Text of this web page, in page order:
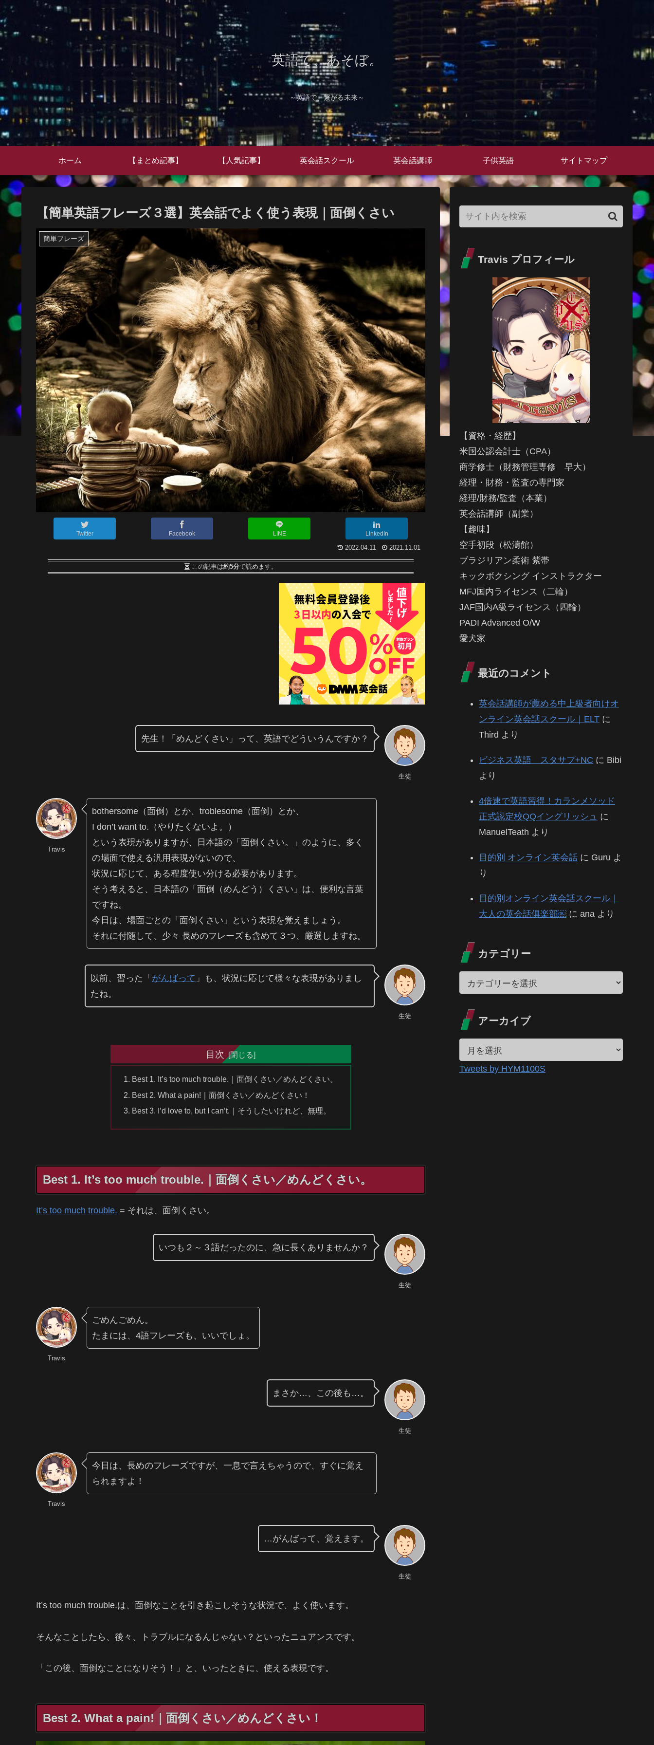
英語で、あそぼ。
～英語で、繋がる未来～
ホーム 【まとめ記事】 【人気記事】 英会話スクール 英会話講師 子供英語 サイトマップ
【簡単英語フレーズ３選】英会話でよく使う表現｜面倒くさい
簡単フレーズ
Twitter Facebook LINE LinkedIn
2022.04.11 2021.11.01
この記事は約5分で読めます。
生徒
先生！「めんどくさい」って、英語でどういうんですか？
Travis
bothersome（面倒）とか、troblesome（面倒）とか、
I don’t want to.（やりたくないよ。）
という表現がありますが、日本語の「面倒くさい。」のように、多く
の場面で使える汎用表現がないので、
状況に応じて、ある程度使い分ける必要があります。
そう考えると、日本語の「面倒（めんどう）くさい」は、便利な言葉
ですね。
今日は、場面ごとの「面倒くさい」という表現を覚えましょう。
それに付随して、少々 長めのフレーズも含めて３つ、厳選しますね。
生徒
以前、習った「 がんばって 」も、状況に応じて様々な表現がありまし
たね。
目次
Best 1. It’s too much trouble.｜面倒くさい／めんどくさい。
Best 2. What a pain!｜面倒くさい／めんどくさい！
Best 3. I’d love to, but I can’t.｜そうしたいけれど、無理。
Best 1. It’s too much trouble.｜面倒くさい／めんどくさい。
It’s too much trouble. = それは、面倒くさい。
生徒
いつも２～３語だったのに、急に長くありませんか？
Travis
ごめんごめん。
たまには、4語フレーズも、いいでしょ。
生徒
まさか…、この後も…。
Travis
今日は、長めのフレーズですが、一息で言えちゃうので、すぐに覚え
られますよ！
生徒
…がんばって、覚えます。
It’s too much trouble.は、面倒なことを引き起こしそうな状況で、よく使います。
そんなことしたら、後々、トラブルになるんじゃない？といったニュアンスです。
「この後、面倒なことになりそう！」と、いったときに、使える表現です。
Best 2. What a pain!｜面倒くさい／めんどくさい！
Travis プロフィール
【資格・経歴】
米国公認会計士（CPA）
商学修士（財務管理専修 早大）
経理・財務・監査の専門家
経理/財務/監査（本業）
英会話講師（副業）
【趣味】
空手初段（松濤館）
ブラジリアン柔術 紫帯
キックボクシング インストラクター
MFJ国内ライセンス（二輪）
JAF国内A級ライセンス（四輪）
PADI Advanced O/W
愛犬家
最近のコメント
英会話講師が薦める中上級者向けオ
ンライン英会話スクール｜ELT に
Third より
ビジネス英語 スタサプ+NC に Bibi
より
4倍速で英語習得！カランメソッド
正式認定校QQイングリッシュ に
ManuelTeath より
目的別 オンライン英会話 に Guru よ
り
目的別オンライン英会話スクール｜
大人の英会話俱楽部￼ に ana より
カテゴリー
アーカイブ
Tweets by HYM1100S